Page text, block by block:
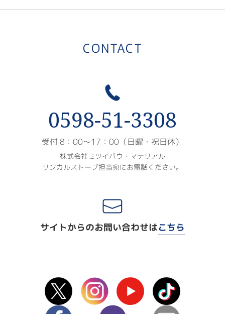
CONTACT
0598-51-3308
受付 8：00〜17：00（日曜・祝日休）
株式会社ミツイバウ・マテリアル
リンカルストーブ担当宛にお電話ください。
サイトからのお問い合わせはこちら
X(Twitter) instagram Youtube
facebook